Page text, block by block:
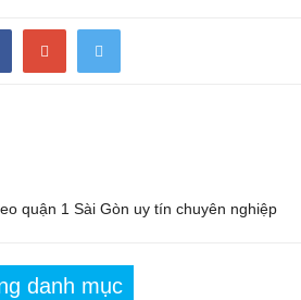
quận 1 Sài Gòn uy tín chuyên nghiệp
danh mục